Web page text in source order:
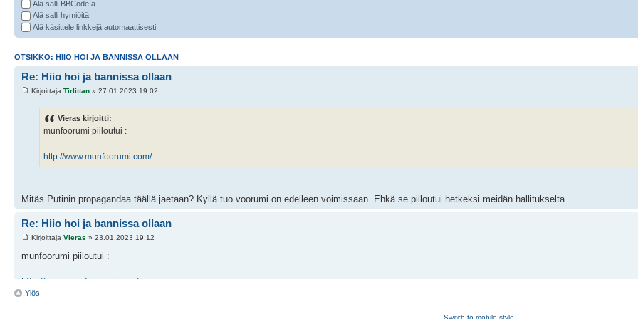
Älä salli BBCode:a
Älä salli hymiöitä
Älä käsittele linkkejä automaattisesti
OTSIKKO: HIIO HOI JA BANNISSA OLLAAN
Re: Hiio hoi ja bannissa ollaan
Kirjoittaja Tirlittan » 27.01.2023 19:02
Vieras kirjoitti:
munfoorumi piiloutui :
http://www.munfoorumi.com/
Mitäs Putinin propagandaa täällä jaetaan? Kyllä tuo voorumi on edelleen voimissaan. Ehkä se piiloutui hetkeksi meidän hallitukselta.
Re: Hiio hoi ja bannissa ollaan
Kirjoittaja Vieras » 23.01.2023 19:12
munfoorumi piiloutui :
http://www.munfoorumi.com/
Ylös
Switch to mobile style